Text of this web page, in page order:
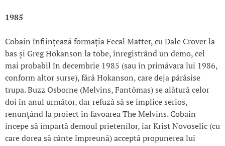
1985
Cobain înființează formația Fecal Matter, cu Dale Crover la
bas și Greg Hokanson la tobe, înregistrând un demo, cel
mai probabil în decembrie 1985 (sau în primăvara lui 1986,
conform altor surse), fără Hokanson, care deja părăsise
trupa. Buzz Osborne (Melvins, Fantômas) se alătură celor
doi în anul următor, dar refuză să se implice serios,
renunțând la proiect în favoarea The Melvins. Cobain
începe să împartă demoul prietenilor, iar Krist Novoselic (cu
care dorea să cânte împreună) acceptă propunerea lui